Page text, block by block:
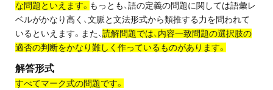
な問題といえます。 もっとも、語の定義の問題に関しては語彙レ
ベルがかなり高く、文脈と文法形式から類推する力を問われて
いるといえます。また、読解問題では、内容一致問題の選択肢の
適否の判断をかなり難しく作っているものがあります。
解答形式
すべてマーク式の問題です。